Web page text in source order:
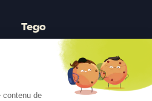
Tego
Avant/Après IA
contenu de